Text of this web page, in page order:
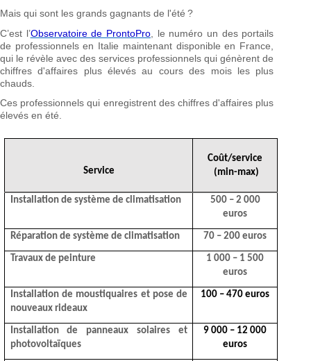
Mais qui sont les grands gagnants de l'été ?
C’est l’Observatoire de ProntoPro, le numéro un des portails
de professionnels en Italie maintenant disponible en France,
qui le révèle avec des services professionnels qui génèrent de
chiffres d'affaires plus élevés au cours des mois les plus
chauds.
Ces professionnels qui enregistrent des chiffres d'affaires plus
élevés en été.
Service
Coût/service
(min-max)
Installation de système de climatisation
500 – 2 000
euros
Réparation de système de climatisation 70 – 200 euros
Travaux de peinture
1 000 – 1 500
euros
Installation de moustiquaires et pose de
nouveaux rideaux
100 – 470 euros
Installation de panneaux solaires et
photovoltaïques
9 000 – 12 000
euros